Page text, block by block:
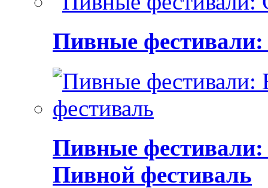
Пивные фестивали:
Пивные
Пивной фестиваль